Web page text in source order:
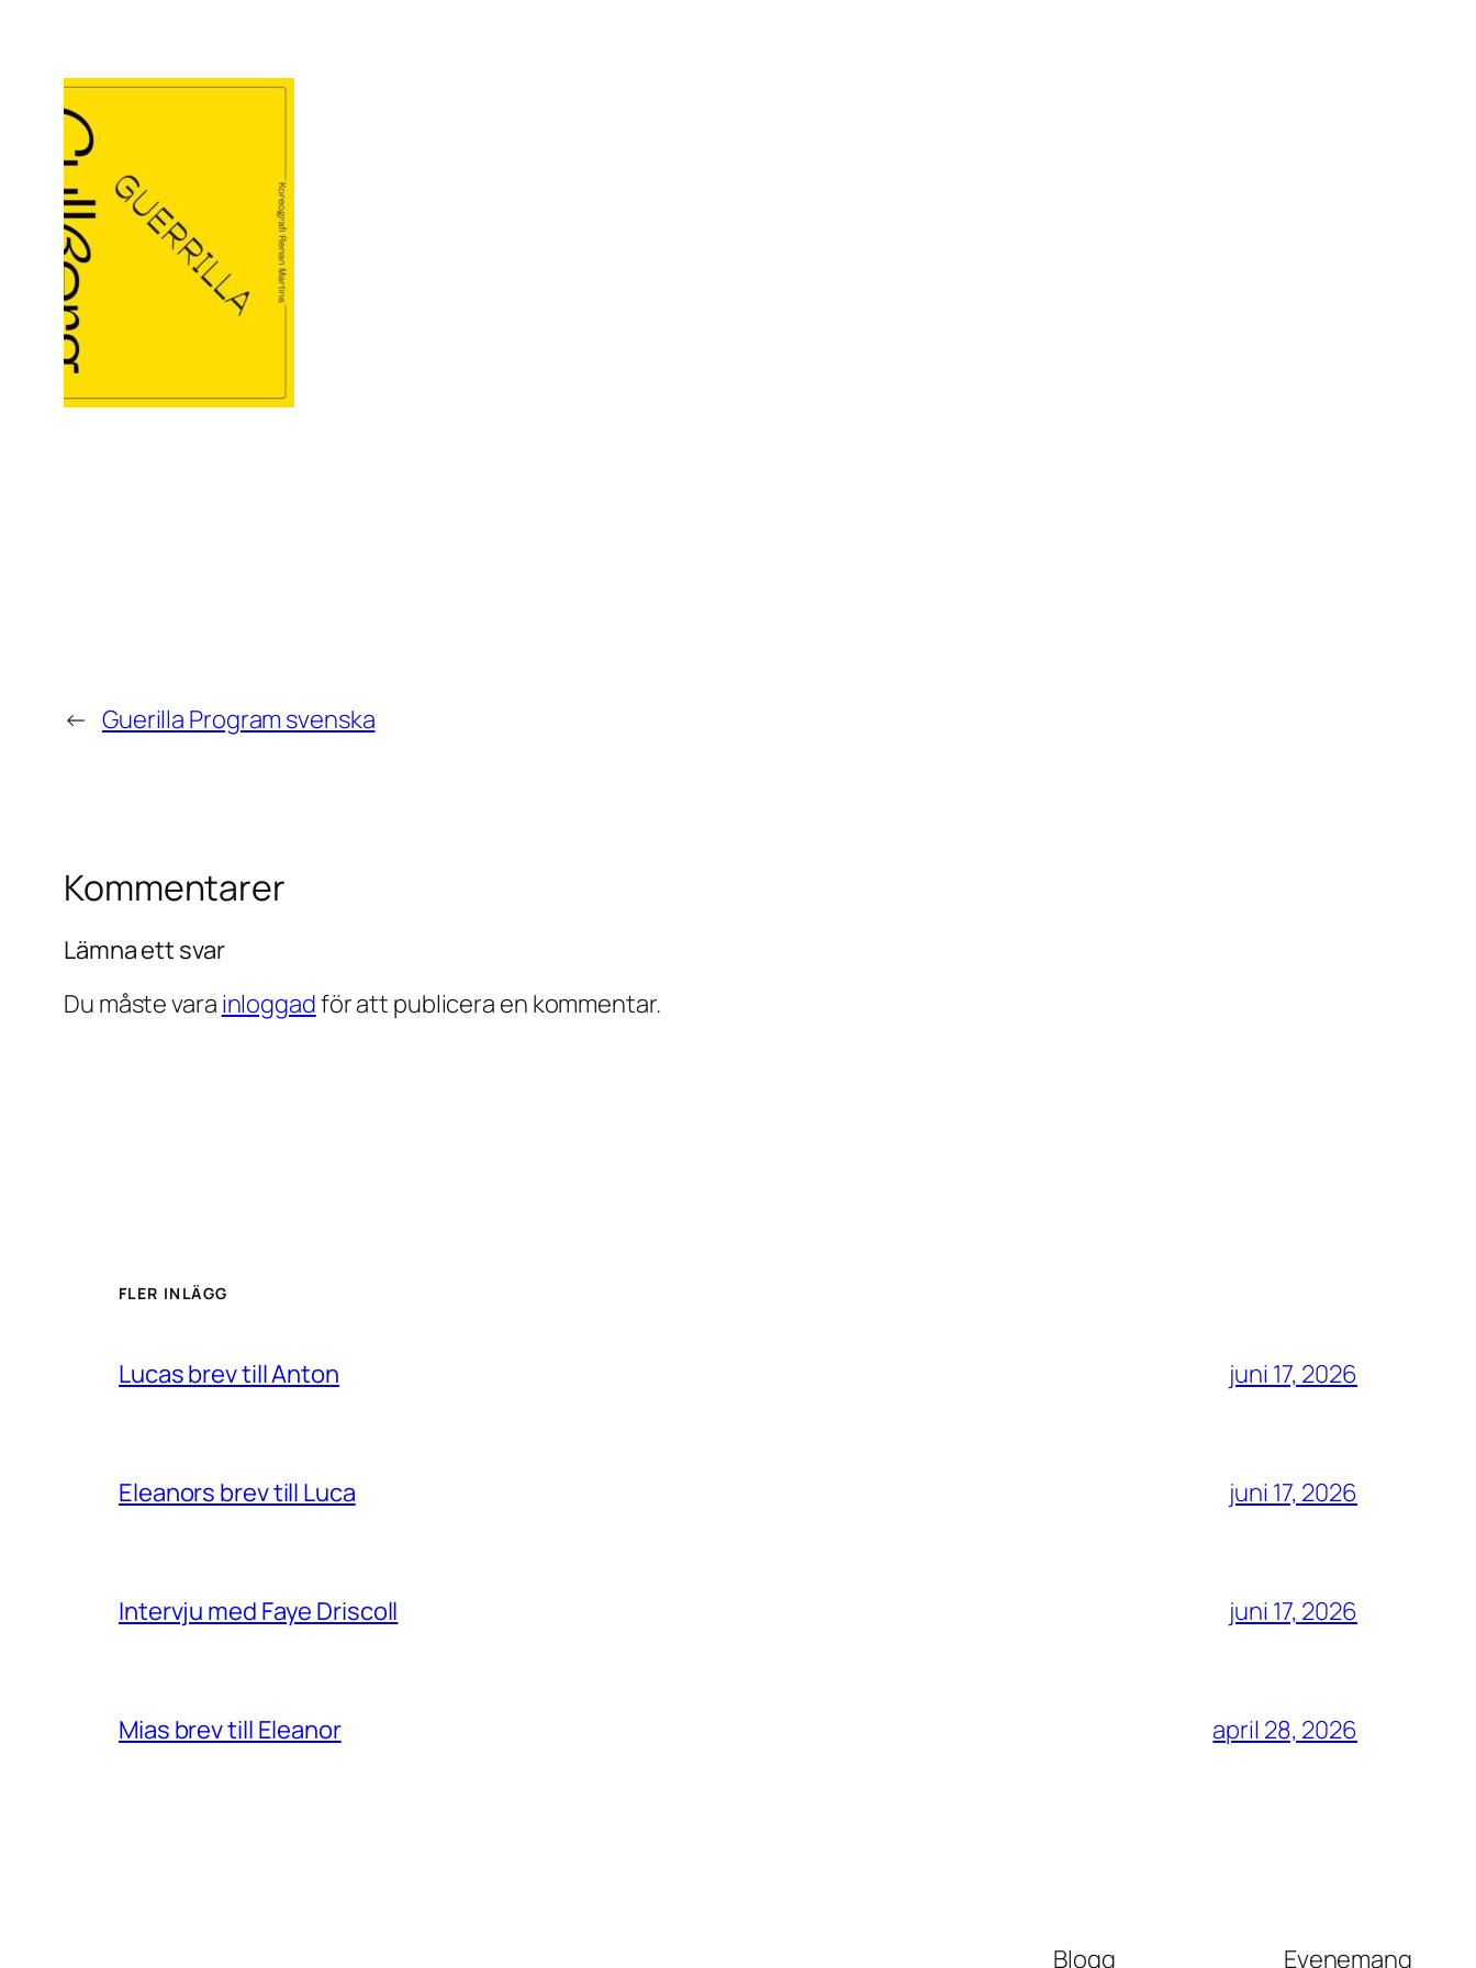
← Guerilla Program svenska
Kommentarer
Lämna ett svar
Du måste vara inloggadför att publicera en kommentar.
FLER INLÄGG
Lucas brev till Anton juni 17, 2026
Eleanors brev till Luca juni 17, 2026
Intervju med Faye Driscoll juni 17, 2026
Mias brev till Eleanor april 28, 2026
Blogg Evenemang